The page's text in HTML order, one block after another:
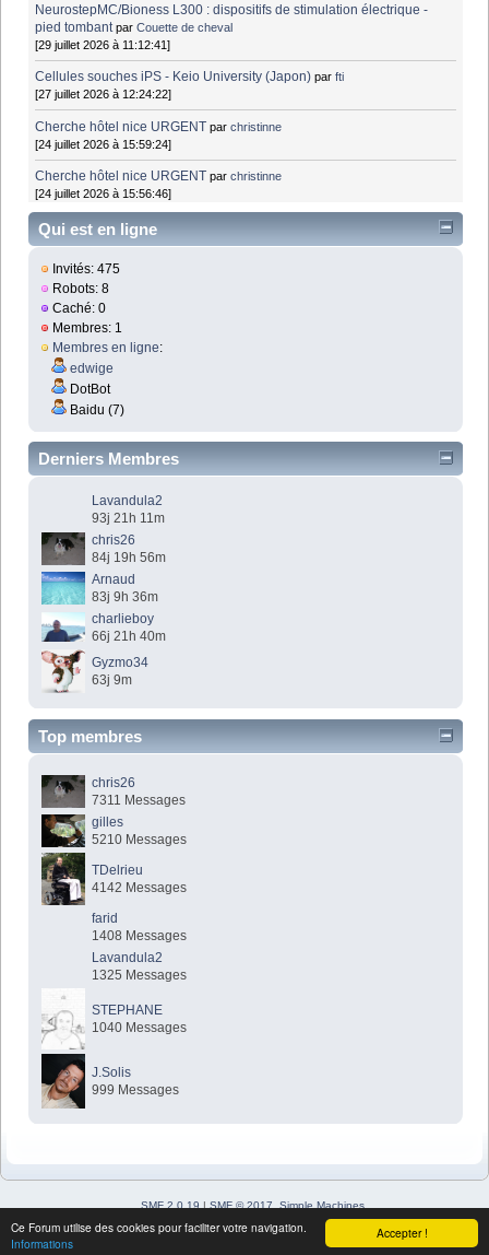
Accepter !
Ce Forum utilise des cookies pour faciliter votre navigation.
Informations
NeurostepMC/Bioness L300 : dispositifs de stimulation électrique -
pied tombant parCouette de cheval
[29 juillet 2026 à 11:12:41]
Cellules souches iPS - Keio University (Japon) parfti
[27 juillet 2026 à 12:24:22]
Cherche hôtel nice URGENT parchristinne
[24 juillet 2026 à 15:59:24]
Cherche hôtel nice URGENT parchristinne
[24 juillet 2026 à 15:56:46]
Qui est en ligne
Invités: 475
Robots: 8
Caché: 0
Membres: 1
Membres en ligne:
edwige
DotBot
Baidu (7)
Derniers Membres
Lavandula2
93j 21h 11m
chris26
84j 19h 56m
Arnaud
83j 9h 36m
charlieboy
66j 21h 40m
Gyzmo34
63j 9m
Top membres
chris26
7311 Messages
gilles
5210 Messages
TDelrieu
4142 Messages
farid
1408 Messages
Lavandula2
1325 Messages
STEPHANE
1040 Messages
J.Solis
999 Messages
SMF 2.0.19 | SMF © 2017
Simple Machines
Simple Audio Video Embedder
SimplePortal 2.3.7 © 2008-2026, SimplePortal